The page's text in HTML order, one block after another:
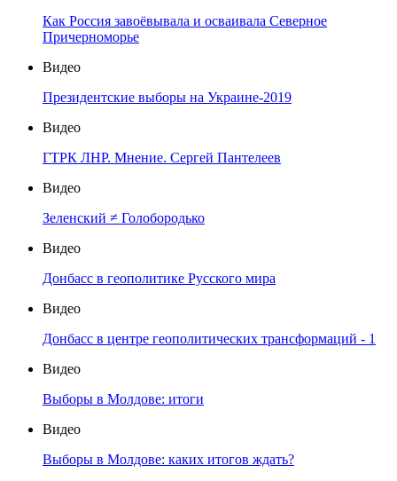
Как Россия завоёвывала и осваивала Северное
Причерноморье
Видео
Президентские выборы на Украине-2019
Видео
ГТРК ЛНР. Мнение. Сергей Пантелеев
Видео
Зеленский ≠ Голобородько
Видео
Донбасс в геополитике Русского мира
Видео
Донбасс в центре геополитических трансформаций - 1
Видео
Выборы в Молдове: итоги
Видео
Выборы в Молдове: каких итогов ждать?